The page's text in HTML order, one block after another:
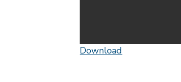
Download